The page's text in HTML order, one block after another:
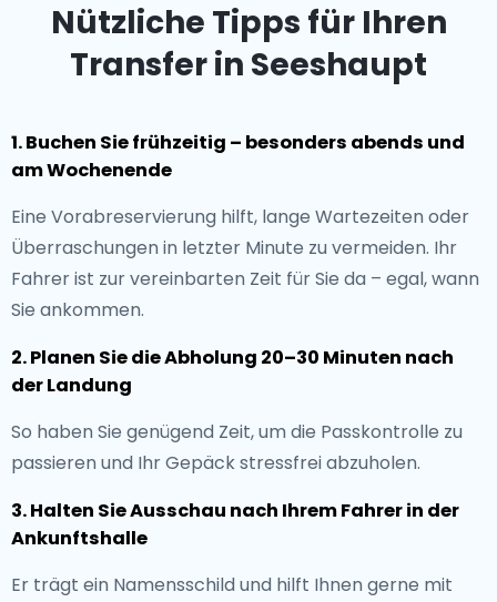
Nützliche Tipps für Ihren
Transfer in Seeshaupt
1. Buchen Sie frühzeitig – besonders abends und
am Wochenende
Eine Vorabreservierung hilft, lange Wartezeiten oder
Überraschungen in letzter Minute zu vermeiden. Ihr
Fahrer ist zur vereinbarten Zeit für Sie da – egal, wann
Sie ankommen.
2. Planen Sie die Abholung 20–30 Minuten nach
der Landung
So haben Sie genügend Zeit, um die Passkontrolle zu
passieren und Ihr Gepäck stressfrei abzuholen.
3. Halten Sie Ausschau nach Ihrem Fahrer in der
Ankunftshalle
Er trägt ein Namensschild und hilft Ihnen gerne mit